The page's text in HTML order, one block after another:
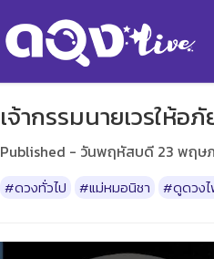
เจ้ากรรมนายเวรให้
Published - วันพฤหัสบดี 23 พฤษ
#ดวงทั่วไป #แม่หมอนิชา #ดูดวง